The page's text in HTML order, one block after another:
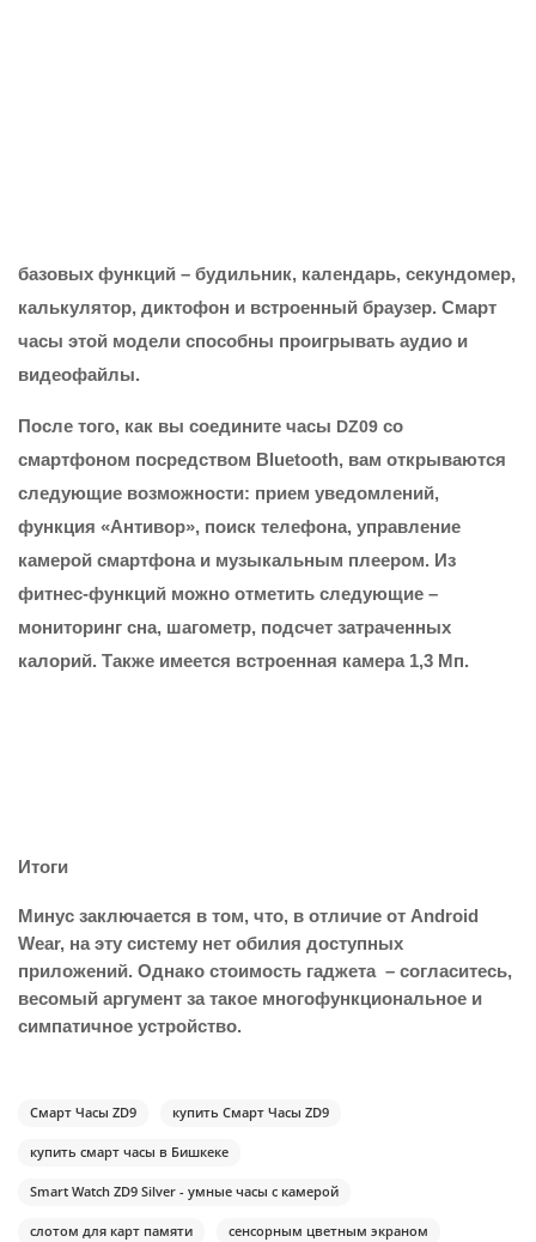
базовых функций – будильник, календарь, секундомер,
калькулятор, диктофон и встроенный браузер. Смарт
часы этой модели способны проигрывать аудио и
видеофайлы.
После того, как вы соедините часы DZ09 со
смартфоном посредством Bluetooth, вам открываются
следующие возможности: прием уведомлений,
функция «Антивор», поиск телефона, управление
камерой смартфона и музыкальным плеером. Из
фитнес-функций можно отметить следующие –
мониторинг сна, шагометр, подсчет затраченных
калорий. Также имеется встроенная камера 1,3 Мп.
Итоги
Минус заключается в том, что, в отличие от Android
Wear, на эту систему нет обилия доступных
приложений. Однако стоимость гаджета – согласитесь,
весомый аргумент за такое многофункциональное и
симпатичное устройство.
Смарт Часы ZD9 купить Смарт Часы ZD9
купить смарт часы в Бишкеке
Smart Watch ZD9 Silver - умные часы с камерой
слотом для карт памяти сенсорным цветным экраном